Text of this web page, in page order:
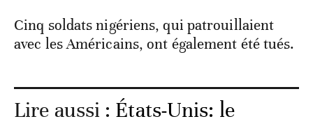
Cinq soldats nigériens, qui patrouillaient
avec les Américains, ont également été tués.
Lire aussi : États-Unis: le